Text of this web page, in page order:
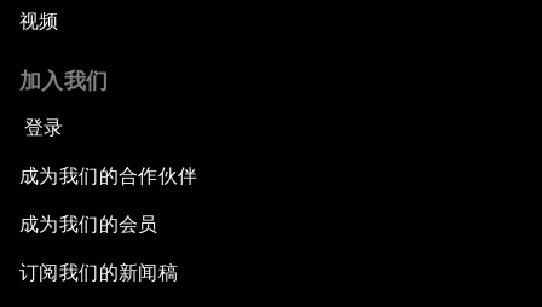
视频
加入我们
登录
成为我们的合作伙伴
成为我们的会员
订阅我们的新闻稿